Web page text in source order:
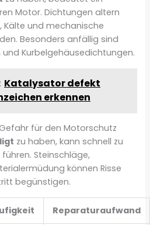
Motor. Dichtungen altern
Kälte und mechanische
Besonders anfällig sind
Kurbelgehäusedichtungen.
Katalysator defekt
erkennen
für den Motorschutz
zu haben, kann schnell zu
Steinschläge,
können Risse
begünstigen.
Reparaturaufwand